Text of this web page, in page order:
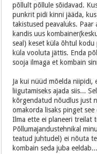
põllult põllule sõidavad.
punkrit pidi kinni jääda,
takistused peavaluks.
kandis uus
seal) keset küla õhtul kodu
küla vooluta jättis. Enda
sooja ilmaga et kombain
Ja kui nüüd mõelda niipidi,
liigutamiseks ajada siis...
kõrgendatud nõudlus just
omakorda lisaks pinget
Ilma ette ei planeeri treilat
Põllumajandustehnikal
teatud juhtudel) ei nõuta
kombain seda juba eeldab...